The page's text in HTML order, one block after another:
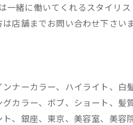
一緒に働いてくれるスタイリス
店舗までお問い合わせ下さいま
ンナーカラー、ハイライト、
グカラー、ボブ、ショート、髪
ト、銀座、東京、美容室、美容